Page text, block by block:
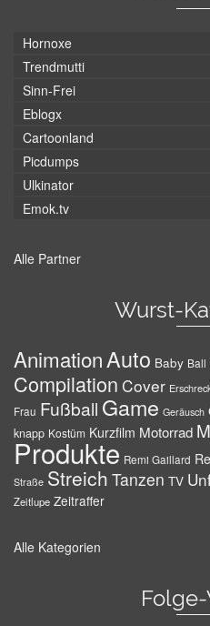
Hornoxe
Trendmutti
Sinn-Frei
Eblogx
Cartoonland
Picdumps
Ulkinator
Emok.tv
Alle Partner
Wurst-
AnimationAuto Baby Ball
Compilation Cover
Frau Fußball Game Geräusch
knapp Kostüm Kurzfilm Motorrad
Produkte Remi Gaillard
Straße Streich Tanzen TV
Zeitlupe Zeitraffer
Alle Kategorien